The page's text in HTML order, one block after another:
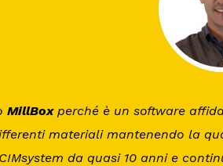
MillBoxperché è un software
materiali mantenendo la
da quasi 10 anni e